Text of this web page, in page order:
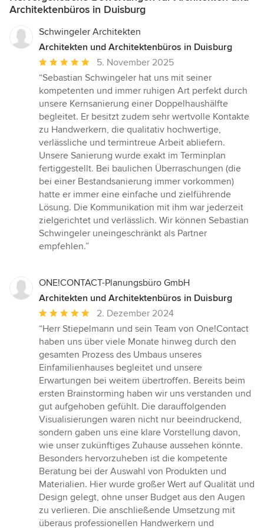
Architektenbüros in Duisburg
Schwingeler Architekten
Architekten und Architektenbüros in Duisburg
Durchschnittliche
Bewertung:
5
von
5
Sternen
5. November 2025
“Sebastian Schwingeler hat uns mit seiner
kompetenten und immer ruhigen Art perfekt durch
unsere Kernsanierung einer Doppelhaushälfte
begleitet. Er besitzt zudem sehr wertvolle Kontakte
zu Handwerkern, die qualitativ hochwertige,
verlässliche und termintreue Arbeit abliefern.
Unsere Sanierung wurde exakt im Terminplan
fertiggestellt. Bei baulichen Überraschungen (die
bei einer Bestandsanierung immer vorkommen)
hatte er immer eine einfache und zielführende
Lösung. Die Kommunikation mit ihm war jederzeit
zielgerichtet und verlässlich. Wir können Sebastian
Schwingeler uneingeschränkt als Partner
empfehlen.”
ONE!CONTACT-Planungsbüro GmbH
Architekten und Architektenbüros in Duisburg
Durchschnittliche
Bewertung:
5
von
5
Sternen
2. Dezember 2024
“Herr Stiepelmann und sein Team von One!Contact
haben uns über viele Monate hinweg durch den
gesamten Prozess des Umbaus unseres
Einfamilienhauses begleitet und unsere
Erwartungen bei weitem übertroffen. Bereits beim
ersten Brainstorming haben wir uns verstanden und
gut aufgehoben gefühlt. Die darauffolgenden
Visualisierungen waren nicht nur beeindruckend,
sondern gaben uns eine klare Vorstellung davon,
wie unser zukünftiges Zuhause aussehen könnte.
Besonders hervorzuheben ist die kompetente
Beratung bei der Auswahl von Produkten und
Materialien. Hier wurde großer Wert auf Qualität und
Design gelegt, ohne unser Budget aus den Augen
zu verlieren. Die anschließende Umsetzung mit
überaus professionellen Handwerkern und